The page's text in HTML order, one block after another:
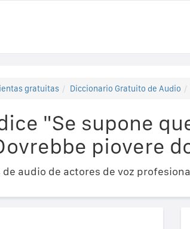
gratuitas Diccionario Gratuito de Audio
"Se supone
piovere
de audio de actores de voz